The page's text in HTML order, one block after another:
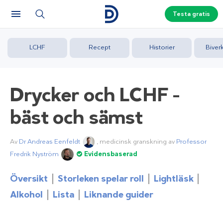
Testa gratis
LCHF Recept Historier
Drycker och LCHF –
bäst och sämst
Av Dr Andreas Eenfeldt , medicinsk granskning av Professor
Fredrik Nyström
Evidensbaserad
Översikt Storleken spelar roll
Lightläsk
Alkohol
Lista Liknande guider